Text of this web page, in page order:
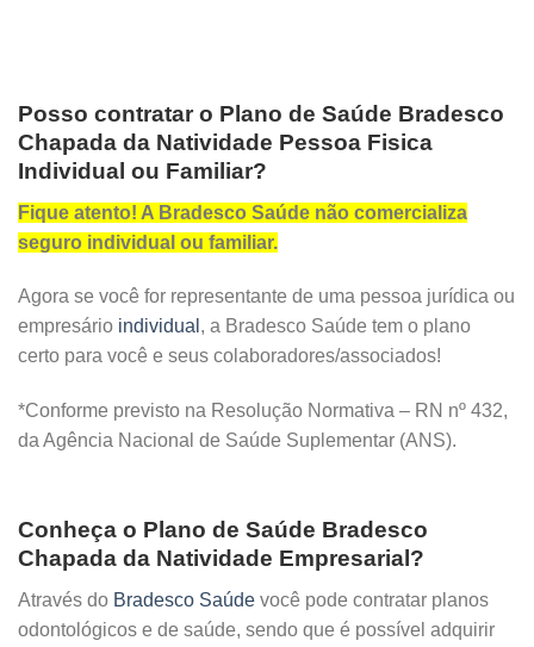
Posso contratar o Plano de Saúde Bradesco
Chapada da Natividade Pessoa Fisica
Individual ou Familiar?
Fique atento! A Bradesco Saúde não comercializa
seguro individual ou familiar.
Agora se você for representante de uma pessoa jurídica ou
empresário individual , a Bradesco Saúde tem o plano
certo para você e seus colaboradores/associados!
*Conforme previsto na Resolução Normativa – RN nº 432,
da Agência Nacional de Saúde Suplementar (ANS).
Conheça o Plano de Saúde Bradesco
Chapada da Natividade Empresarial?
Através do Bradesco Saúde você pode contratar planos
odontológicos e de saúde, sendo que é possível adquirir